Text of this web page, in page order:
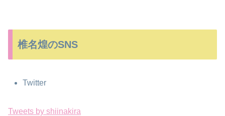
椎名煌のSNS
Twitter
Tweets by shiinakira